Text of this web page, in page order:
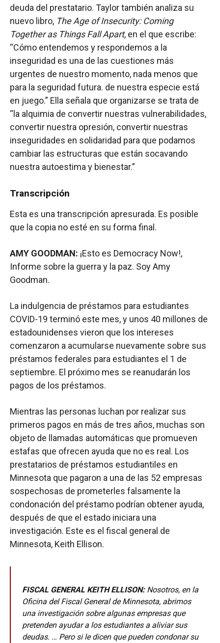
deuda del prestatario. Taylor también analiza su
nuevo libro, The Age of Insecurity: Coming
Together as Things Fall Apart, en el que escribe:
“Cómo entendemos y respondemos a la
inseguridad es una de las cuestiones más
urgentes de nuestro momento, nada menos que
para la seguridad futura. de nuestra especie está
en juego.” Ella señala que organizarse se trata de
“la alquimia de convertir nuestras vulnerabilidades,
convertir nuestra opresión, convertir nuestras
inseguridades en solidaridad para que podamos
cambiar las estructuras que están socavando
nuestra autoestima y bienestar.”
Transcripción
Esta es una transcripción apresurada. Es posible
que la copia no esté en su forma final.
AMY GOODMAN: ¡Esto es Democracy Now!,
Informe sobre la guerra y la paz. Soy Amy
Goodman.
La indulgencia de préstamos para estudiantes
COVID-19 terminó este mes, y unos 40 millones de
estadounidenses vieron que los intereses
comenzaron a acumularse nuevamente sobre sus
préstamos federales para estudiantes el 1 de
septiembre. El próximo mes se reanudarán los
pagos de los préstamos.
Mientras las personas luchan por realizar sus
primeros pagos en más de tres años, muchas son
objeto de llamadas automáticas que promueven
estafas que ofrecen ayuda que no es real. Los
prestatarios de préstamos estudiantiles en
Minnesota que pagaron a una de las 52 empresas
sospechosas de prometerles falsamente la
condonación del préstamo podrían obtener ayuda,
después de que el estado iniciara una
investigación. Este es el fiscal general de
Minnesota, Keith Ellison.
FISCAL GENERAL KEITH ELLISON:Nosotros, en la
Oficina del Fiscal General de Minnesota, abrimos
una investigación sobre algunas empresas que
pretenden ayudar a los estudiantes a aliviar sus
deudas. … Pero si le dicen que pueden condonar su